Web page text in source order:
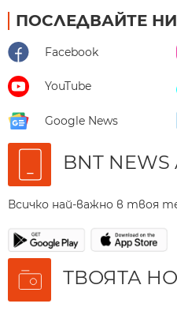
ПОСЛЕДВАЙТЕ
Facebook
YouTube
Google News
BNT NEWS
Всичко най-важно в твоя
ТВОЯТА